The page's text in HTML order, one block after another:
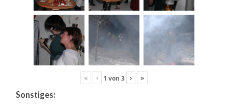
« ‹ 1 von 3 › »
Sonstiges: